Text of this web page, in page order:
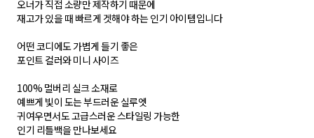
오너가 직접 소량만 제작하기 때문에
재고가 있을 때 빠르게 겟해야 하는 인기 아이템입니다
어떤 코디에도 가볍게 들기 좋은
포인트 컬러와 미니 사이즈
100% 멀버리 실크 소재로
예쁘게 빛이 도는 부드러운 실루엣
귀여우면서도 고급스러운 스타일링 가능한
인기 리틀백을 만나보세요